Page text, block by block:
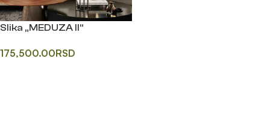
Slika „MEDUZA II“
175,500.00RSD